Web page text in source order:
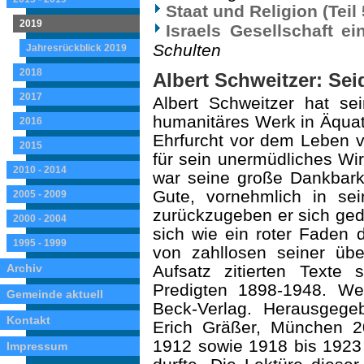
2019
Jahresrückblick 2019
2018
2017
2016
2015
2010 - 2014
2005 - 2009
2000 - 2004
1995 - 1999
Archiv
Gemeinde aktuell
Kontakt
Impressum
Staat und Religion (Teil
Israels Gesellschaft
Schulten
Albert Schweitzer:
Albert Schweitzer hat
humanitäres Werk in
Ehrfurcht vor dem Leben
für sein unermüdliches
war seine große
Gute, vornehmlich in
zurückzugeben er sich
sich wie ein roter Faden
von zahllosen seiner
Aufsatz zitierten Texte
Predigten 1898-1948.
Beck-Verlag.
Erich Gräßer, München
1912 sowie 1918 bis